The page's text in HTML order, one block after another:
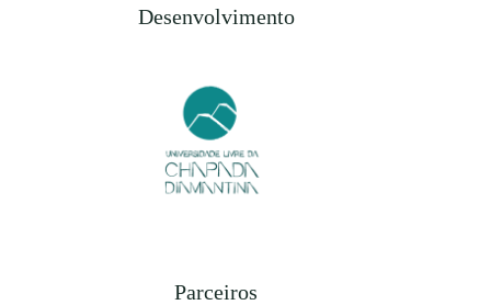
Desenvolvimento
Parceiros